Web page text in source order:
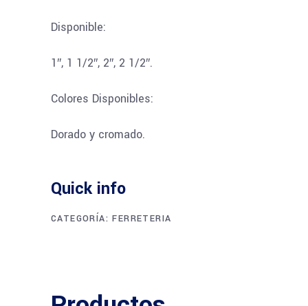
Disponible:
1″, 1 1/2″, 2″, 2 1/2″.
Colores Disponibles:
Dorado y cromado.
Quick info
CATEGORÍA:FERRETERIA